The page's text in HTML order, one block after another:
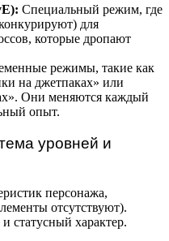
Специальный режим, где
для
которые дропают
режимы, такие как
на джетпаках» или
Они меняются каждый
опыт.
уровней и
персонажа,
отсутствуют).
статусный характер.